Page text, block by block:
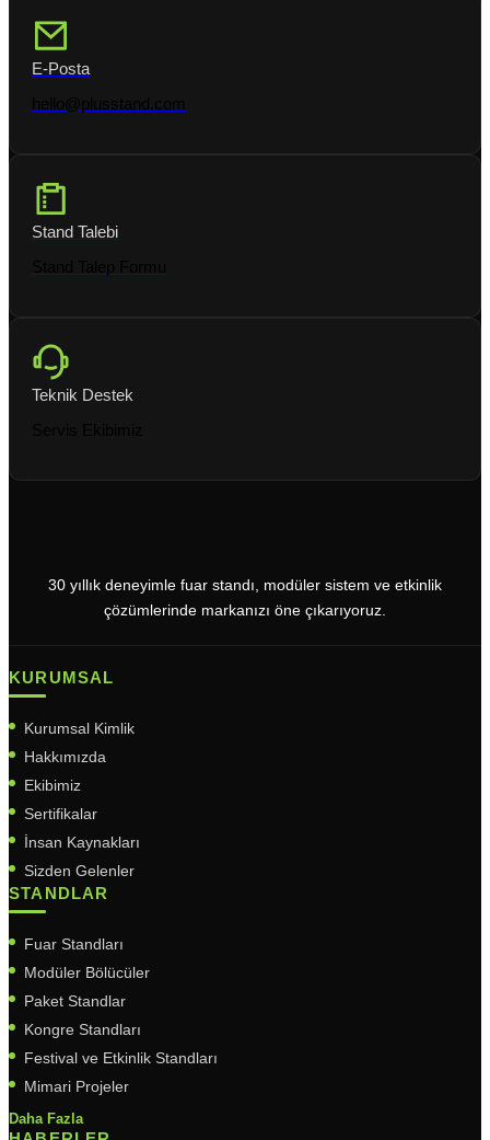
E-Posta
Stand Talebi
Teknik Destek
30 yıllık deneyimle fuar standı, modüler sistem ve etkinlik
çözümlerinde markanızı öne çıkarıyoruz.
KURUMSAL
Kurumsal Kimlik
Hakkımızda
Ekibimiz
Sertifikalar
İnsan Kaynakları
Sizden Gelenler
STANDLAR
Fuar Standları
Modüler Bölücüler
Paket Standlar
Kongre Standları
Festival ve Etkinlik Standları
Mimari Projeler
Daha Fazla